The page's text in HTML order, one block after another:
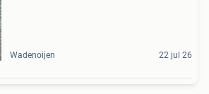
Wadenoijen 22 jul 26